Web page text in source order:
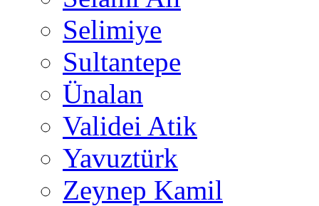
Selimiye
Sultantepe
Ünalan
Validei Atik
Yavuztürk
Zeynep Kamil